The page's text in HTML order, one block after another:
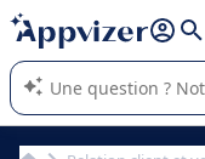
répondre (plusieurs
L'IA de Appvizer vous
logiciel SaaS en